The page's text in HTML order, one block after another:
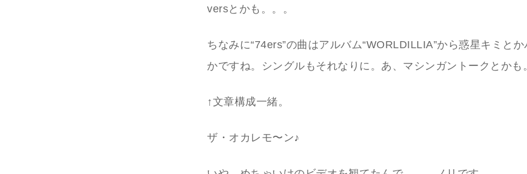
versとかも。。。
ちなみに“74ers”の曲はアルバム“WORLDILLIA”から惑星キミとか
かですね。シングルもそれなりに。あ、マシンガントークとかも
↑文章構成一緒。
ザ・オカレモ〜ン♪